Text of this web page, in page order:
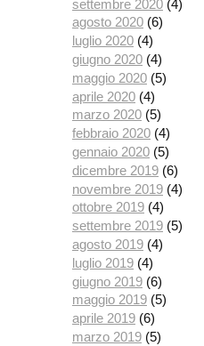
settembre 2020 (4)
agosto 2020 (6)
luglio 2020 (4)
giugno 2020 (4)
maggio 2020 (5)
aprile 2020 (4)
marzo 2020 (5)
febbraio 2020 (4)
gennaio 2020 (5)
dicembre 2019 (6)
novembre 2019 (4)
ottobre 2019 (4)
settembre 2019 (5)
agosto 2019 (4)
luglio 2019 (4)
giugno 2019 (6)
maggio 2019 (5)
aprile 2019 (6)
marzo 2019 (5)